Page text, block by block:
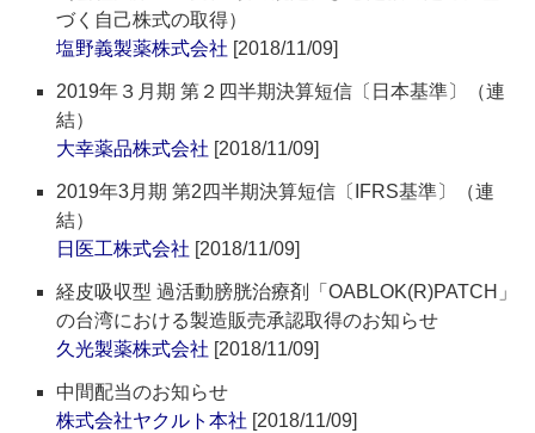
づく自己株式の取得）
塩野義製薬株式会社 [2018/11/09]
2019年３月期 第２四半期決算短信〔日本基準〕（連
結）
大幸薬品株式会社 [2018/11/09]
2019年3月期 第2四半期決算短信〔IFRS基準〕（連
結）
日医工株式会社 [2018/11/09]
経皮吸収型 過活動膀胱治療剤「OABLOK(R)PATCH」
の台湾における製造販売承認取得のお知らせ
久光製薬株式会社 [2018/11/09]
中間配当のお知らせ
株式会社ヤクルト本社 [2018/11/09]